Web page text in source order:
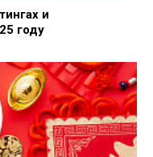
и
году